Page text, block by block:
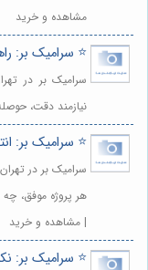
مشاهده و خرید
⭐️ سرامیک بر:
سرامیک بر در
نیازمند دقت،
⭐️ سرامیک بر:
سرامیک بر در
هر پروژه موفق،
| مشاهده و خرید
⭐️ سرامیک بر: